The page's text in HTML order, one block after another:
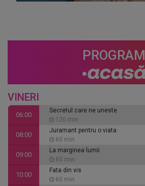
PROGRAM
VINERI
06:00
Secretul care ne uneste
120 min
08:00
Juramant pentru o viata
60 min
09:00
La marginea lumii
60 min
10:00
Fata din vis
60 min